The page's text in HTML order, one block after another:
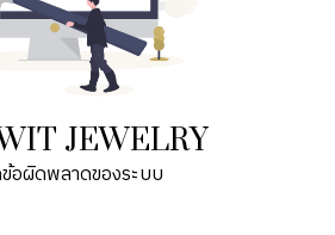
JEWELRY
อผิดพลาดของระบบ